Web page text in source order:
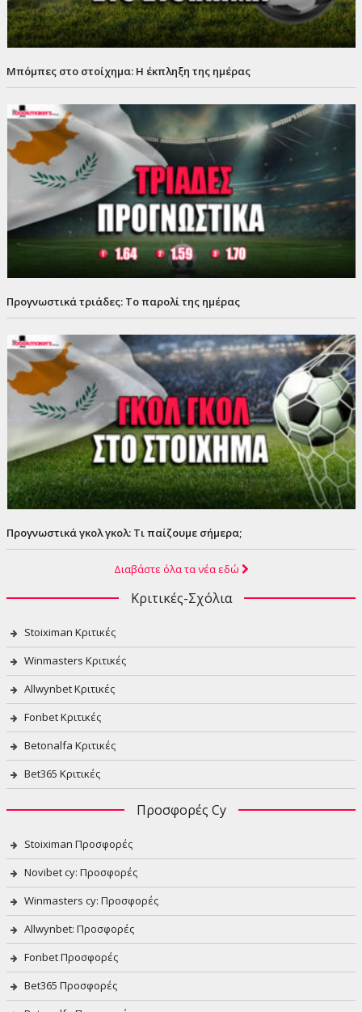
Μπόμπες στο στοίχημα: Η έκπληξη της ημέρας
Προγνωστικά τριάδες: Το παρολί της ημέρας
Προγνωστικά γκολ γκολ: Τι παίζουμε σήμερα;
Διαβάστε όλα τα νέα εδώ
Κριτικές-Σχόλια
Stoiximan Κριτικές
Winmasters Κριτικές
Allwynbet Κριτικές
Fonbet Κριτικές
Betonalfa Κριτικές
Bet365 Κριτικές
Προσφορές Cy
Stoiximan Προσφορές
Novibet cy: Προσφορές
Winmasters cy: Προσφορές
Allwynbet: Προσφορές
Fonbet Προσφορές
Bet365 Προσφορές